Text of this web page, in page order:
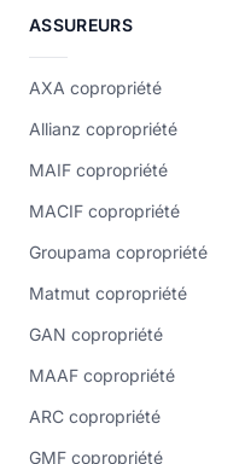
ASSUREURS
AXA copropriété
Allianz copropriété
MAIF copropriété
MACIF copropriété
Groupama copropriété
Matmut copropriété
GAN copropriété
MAAF copropriété
ARC copropriété
GMF copropriété